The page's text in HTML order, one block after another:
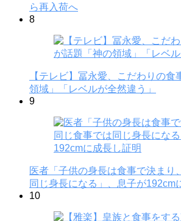
ら再入荷へ
8
【テレビ】冨永愛、こだわりの
領域」「レベルが全然違う」
9
医者「子供の身長は食事で決まり
同じ身長になる」、息子が192cm
10